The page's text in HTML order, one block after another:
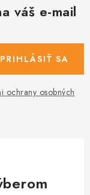
váš e-mail
ochrany osobných
PRIHLÁSIŤ SA